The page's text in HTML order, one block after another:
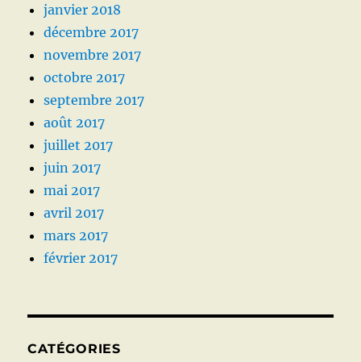
janvier 2018
décembre 2017
novembre 2017
octobre 2017
septembre 2017
août 2017
juillet 2017
juin 2017
mai 2017
avril 2017
mars 2017
février 2017
CATÉGORIES